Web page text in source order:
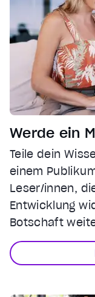
Werde ein
Teile dein
einem
Leser/innen,
Entwicklung
Botschaft